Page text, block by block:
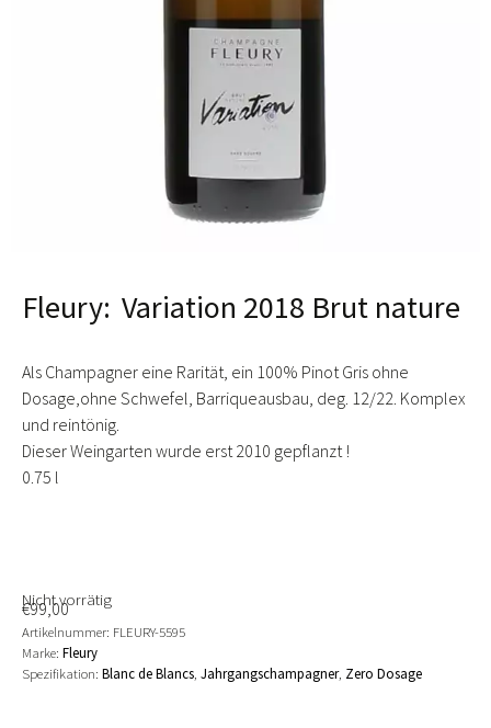
Fleury Variation 2018 Brut nature
Als Champagner eine Rarität, ein 100% Pinot Gris ohne
Dosage,ohne Schwefel, Barriqueausbau, deg. 12/22. Komplex
und reintönig.
Dieser Weingarten wurde erst 2010 gepflanzt !
0.75 l
€99,00
Nicht vorrätig
Artikelnummer: FLEURY-5595
Marke: Fleury
Spezifikation: Blanc de Blancs, Jahrgangschampagner, Zero Dosage